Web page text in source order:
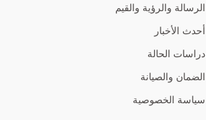
الرسالة والرؤية والقيم
أحدث الأخبار
دراسات الحالة
الضمان والصيانة
سياسة الخصوصية